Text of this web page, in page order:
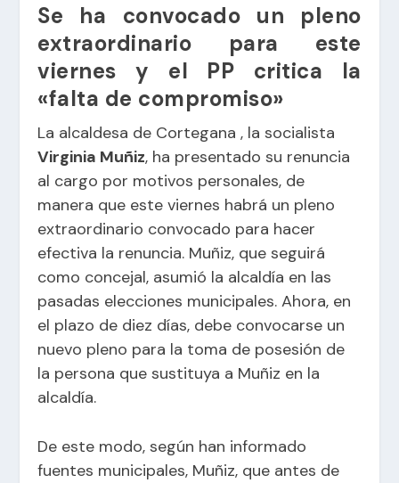
Se ha convocado un pleno
extraordinario para este
viernes y el PP critica la
«falta de compromiso»
La alcaldesa de Cortegana , la socialista
Virginia Muñiz, ha presentado su renuncia
al cargo por motivos personales, de
manera que este viernes habrá un pleno
extraordinario convocado para hacer
efectiva la renuncia. Muñiz, que seguirá
como concejal, asumió la alcaldía en las
pasadas elecciones municipales. Ahora, en
el plazo de diez días, debe convocarse un
nuevo pleno para la toma de posesión de
la persona que sustituya a Muñiz en la
alcaldía.
De este modo, según han informado
fuentes municipales, Muñiz, que antes de